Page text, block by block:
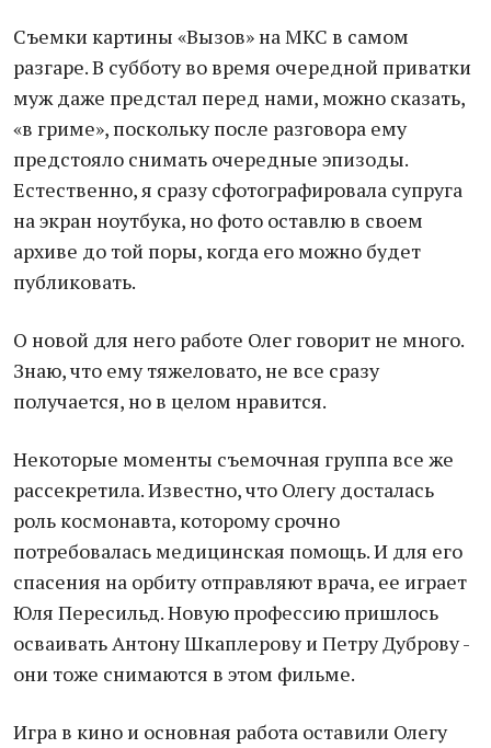
Cъемки картины «Вызов» на МКС в самом
разгаре. В субботу во время очередной приватки
муж даже предстал перед нами, можно сказать,
«в гриме», поскольку после разговора ему
предстояло снимать очередные эпизоды.
Естественно, я сразу сфотографировала супруга
на экран ноутбука, но фото оставлю в своем
архиве до той поры, когда его можно будет
публиковать.
О новой для него работе Олег говорит не много.
Знаю, что ему тяжеловато, не все сразу
получается, но в целом нравится.
Некоторые моменты съемочная группа все же
рассекретила. Известно, что Олегу досталась
роль космонавта, которому срочно
потребовалась медицинская помощь. И для его
спасения на орбиту отправляют врача, ее играет
Юля Пересильд. Новую профессию пришлось
осваивать Антону Шкаплерову и Петру Дуброву -
они тоже снимаются в этом фильме.
Игра в кино и основная работа оставили Олегу